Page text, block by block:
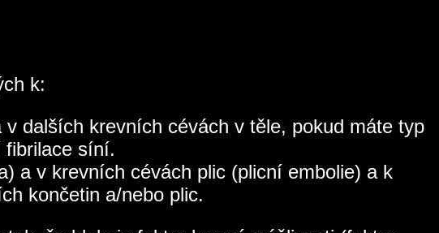
k:
dalších krevních cévách v těle, pokud máte typ
fibrilace síní.
a v krevních cévách plic (plicní embolie) a k
končetin a/nebo plic.